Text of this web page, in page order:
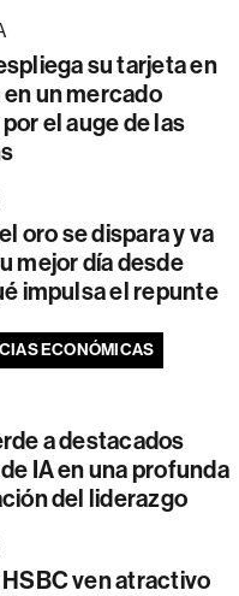
su tarjeta en
un mercado
el auge de las
oro se dispara y va
mejor día desde
impulsa el repunte
ECONÓMICAS
a destacados
IA en una profunda
del liderazgo
ven atractivo